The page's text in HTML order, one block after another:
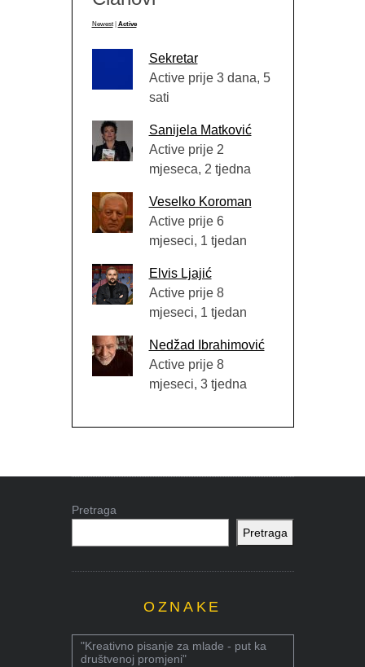
Newest Active
Sekretar
Active prije 3 dana, 5
sati
Sanijela Matković
Active prije 2
mjeseca, 2 tjedna
Veselko Koroman
Active prije 6
mjeseci, 1 tjedan
Elvis Ljajić
Active prije 8
mjeseci, 1 tjedan
Nedžad Ibrahimović
Active prije 8
mjeseci, 3 tjedna
Pretraga
Pretraga
OZNAKE
"Kreativno pisanje za mlade - put ka
društvenoj promjeni"